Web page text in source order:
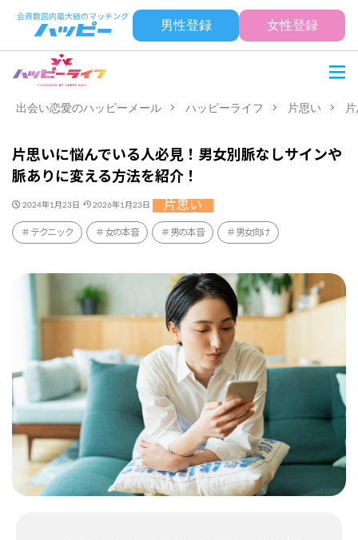
男性登録 女性登録
出会い恋愛のハッピーメール ハッピーライフ 片思い
片思いに悩んでいる人必見！男女別脈なしサインや
脈ありに変える方法を紹介！
2024年1月23日 2026年1月23日 片思い
テクニック 女の本音 男の本音 男女向け